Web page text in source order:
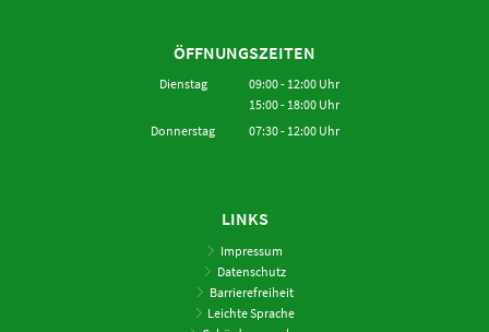
ÖFFNUNGSZEITEN
Dienstag 09:00- 12:00Uhr
Von 09:00 bis 12:00 Uhr
15:00- 18:00Uhr
Von 15:00 bis 18:00 Uhr
Donnerstag 07:30- 12:00Uhr
LINKS
Impressum
Datenschutz
Barrierefreiheit
Leichte Sprache